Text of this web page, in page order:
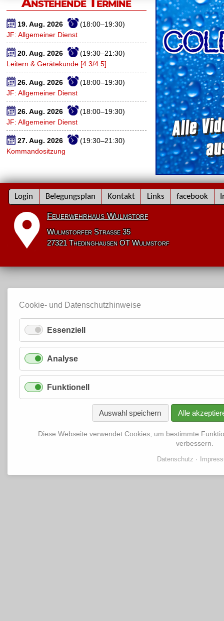
19. Aug. 2026
(18:00–19:30)
JF: Allgemeiner Dienst
20. Aug. 2026
(19:30–21:30)
Leitern & Gerätekunde [4.3/4.5]
26. Aug. 2026
(18:00–19:30)
JF: Allgemeiner Dienst
26. Aug. 2026
(18:00–19:30)
JF: Allgemeiner Dienst
27. Aug. 2026
(19:30–21:30)
Kommandositzung
Navigation
überspringen
Login Belegungsplan Kontakt Links facebook
Feuerwehrhaus Wulmstorf
Wulmstorfer Straße 35
27321 Thedinghausen OT Wulmstorf
Cookie- und Datenschutzhinweise
Essenziell
Analyse
Funktionell
Auswahl speichern Alle
Diese Webseite verwendet Cookies, um bestimmte
verbessern.
Datenschutz